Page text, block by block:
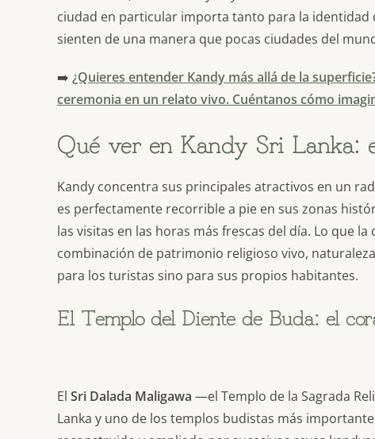
ciudad en particular importa tanto para la
sienten de una manera que pocas ciudades del
➡️ ¿Quieres entender Kandy más allá de la
ceremonia en un relato vivo. Cuéntanos cómo
Qué ver en Kandy Sri Lanka:
Kandy concentra sus principales atractivos en un
es perfectamente recorrible a pie en sus zonas
las visitas en las horas más frescas del día. Lo que
combinación de patrimonio religioso vivo,
para los turistas sino para sus propios habitantes.
El Templo del Diente de Buda: el
El Sri Dalada Maligawa —el Templo de la Sagrada
Lanka y uno de los templos budistas más